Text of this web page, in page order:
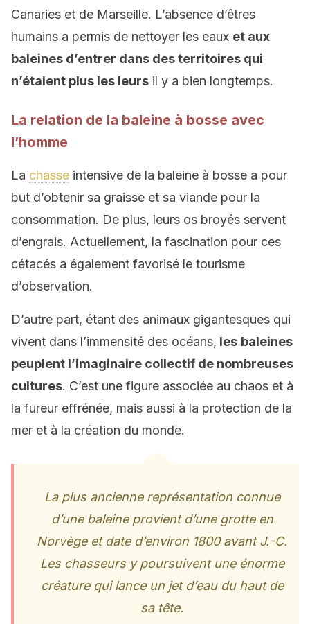
Canaries et de Marseille. L’absence d’êtres
humains a permis de nettoyer les eaux et aux
baleines d’entrer dans des territoires qui
n’étaient plus les leurs il y a bien longtemps.
La relation de la baleine à bosse avec
l’homme
La chasse intensive de la baleine à bosse a pour
but d’obtenir sa graisse et sa viande pour la
consommation. De plus, leurs os broyés servent
d’engrais. Actuellement, la fascination pour ces
cétacés a également favorisé le tourisme
d’observation.
D’autre part, étant des animaux gigantesques qui
vivent dans l’immensité des océans, les baleines
peuplent l’imaginaire collectif de nombreuses
cultures. C’est une figure associée au chaos et à
la fureur effrénée, mais aussi à la protection de la
mer et à la création du monde.
La plus ancienne représentation connue
d’une baleine provient d’une grotte en
Norvège et date d’environ 1800 avant J.-C.
Les chasseurs y poursuivent une énorme
créature qui lance un jet d’eau du haut de
sa tête.